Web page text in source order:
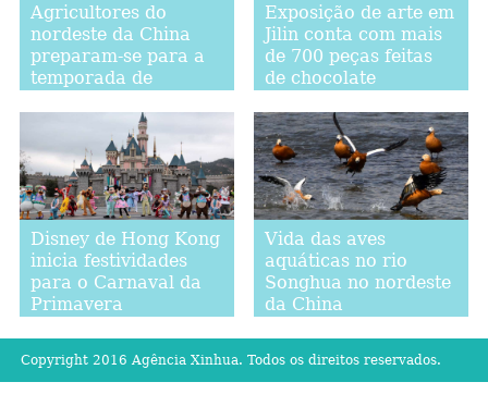
Agricultores do
nordeste da China
preparam-se para a
temporada de
Exposição de arte em
Jilin conta com mais
de 700 peças feitas
de chocolate
Disney de Hong Kong
inicia festividades
para o Carnaval da
Primavera
Vida das aves
aquáticas no rio
Songhua no nordeste
da China
Copyright 2016 Agência Xinhua. Todos os direitos reservados.